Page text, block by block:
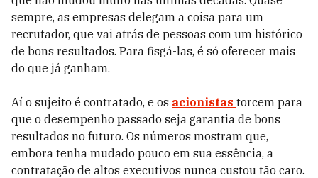
sempre, as empresas delegam a coisa para um
recrutador, que vai atrás de pessoas com um histórico
de bons resultados. Para fisgá-las, é só oferecer mais
do que já ganham.
Aí o sujeito é contratado, e os acionistas torcem para
que o desempenho passado seja garantia de bons
resultados no futuro. Os números mostram que,
embora tenha mudado pouco em sua essência, a
contratação de altos executivos nunca custou tão caro.